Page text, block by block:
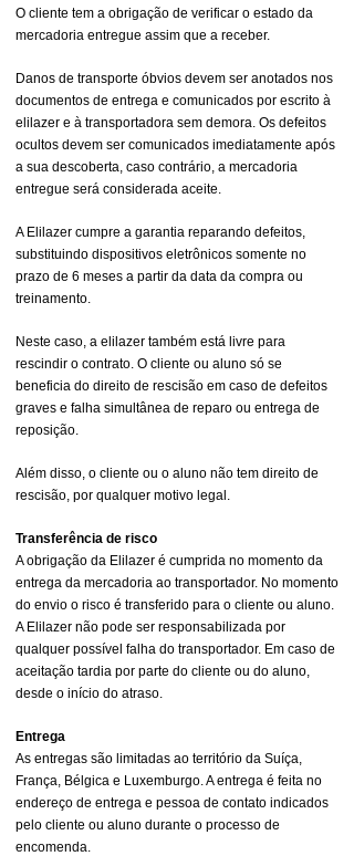
O cliente tem a obrigação de verificar o estado da
mercadoria entregue assim que a receber.
Danos de transporte óbvios devem ser anotados nos
documentos de entrega e comunicados por escrito à
elilazer e à transportadora sem demora. Os defeitos
ocultos devem ser comunicados imediatamente após
a sua descoberta, caso contrário, a mercadoria
entregue será considerada aceite.
A Elilazer cumpre a garantia reparando defeitos,
substituindo dispositivos eletrônicos somente no
prazo de 6 meses a partir da data da compra ou
treinamento.
Neste caso, a elilazer também está livre para
rescindir o contrato. O cliente ou aluno só se
beneficia do direito de rescisão em caso de defeitos
graves e falha simultânea de reparo ou entrega de
reposição.
Além disso, o cliente ou o aluno não tem direito de
rescisão, por qualquer motivo legal.
Transferência de risco
A obrigação da Elilazer é cumprida no momento da
entrega da mercadoria ao transportador. No momento
do envio o risco é transferido para o cliente ou aluno.
A Elilazer não pode ser responsabilizada por
qualquer possível falha do transportador. Em caso de
aceitação tardia por parte do cliente ou do aluno,
desde o início do atraso.
Entrega
As entregas são limitadas ao território da Suíça,
França, Bélgica e Luxemburgo. A entrega é feita no
endereço de entrega e pessoa de contato indicados
pelo cliente ou aluno durante o processo de
encomenda.